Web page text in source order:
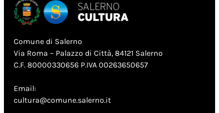
Comune di Salerno
Via Roma – Palazzo di Città, 84121 Salerno
C.F. 80000330656 P.IVA 00263650657
Email:
cultura@comune.salerno.it